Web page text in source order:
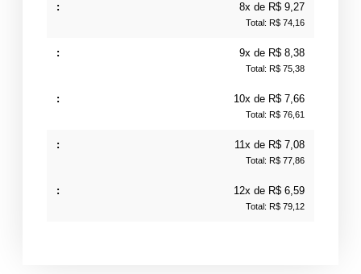
8x de R$ 9,27
Total: R$ 74,16
9x de R$ 8,38
Total: R$ 75,38
10x de R$ 7,66
Total: R$ 76,61
11x de R$ 7,08
Total: R$ 77,86
12x de R$ 6,59
Total: R$ 79,12